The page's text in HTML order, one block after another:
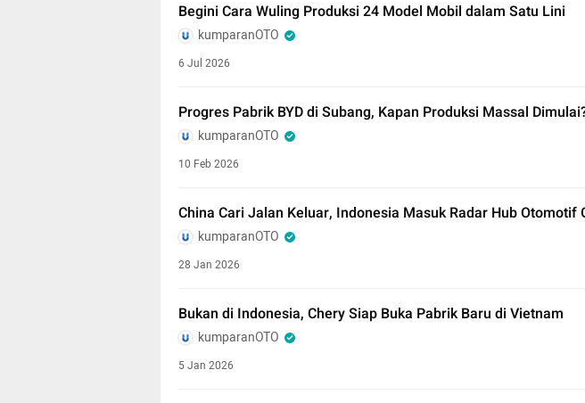
Begini Cara Wuling Produksi 24 Model Mobil dalam Satu Lini
kumparanOTO
6 Jul 2026
Progres Pabrik BYD di Subang, Kapan Produksi Massal
kumparanOTO
10 Feb 2026
China Cari Jalan Keluar, Indonesia Masuk Radar Hub Otomotif
kumparanOTO
28 Jan 2026
Bukan di Indonesia, Chery Siap Buka Pabrik Baru di Vietnam
kumparanOTO
5 Jan 2026